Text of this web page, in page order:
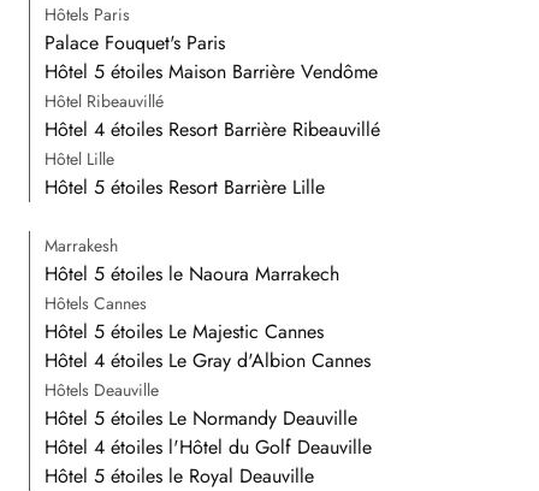
Hôtels Paris
Palace Fouquet's Paris
Hôtel 5 étoiles Maison Barrière Vendôme
Hôtel Ribeauvillé
Hôtel 4 étoiles Resort Barrière Ribeauvillé
Hôtel Lille
Hôtel 5 étoiles Resort Barrière Lille
Marrakesh
Hôtel 5 étoiles le Naoura Marrakech
Hôtels Cannes
Hôtel 5 étoiles Le Majestic Cannes
Hôtel 4 étoiles Le Gray d'Albion Cannes
Hôtels Deauville
Hôtel 5 étoiles Le Normandy Deauville
Hôtel 4 étoiles l'Hôtel du Golf Deauville
Hôtel 5 étoiles le Royal Deauville